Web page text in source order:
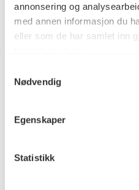
annonsering og
med annen informasjon du
eller som de har samlet inn
Nødvendig
Egenskaper
Statistikk
materiale
Blyant på